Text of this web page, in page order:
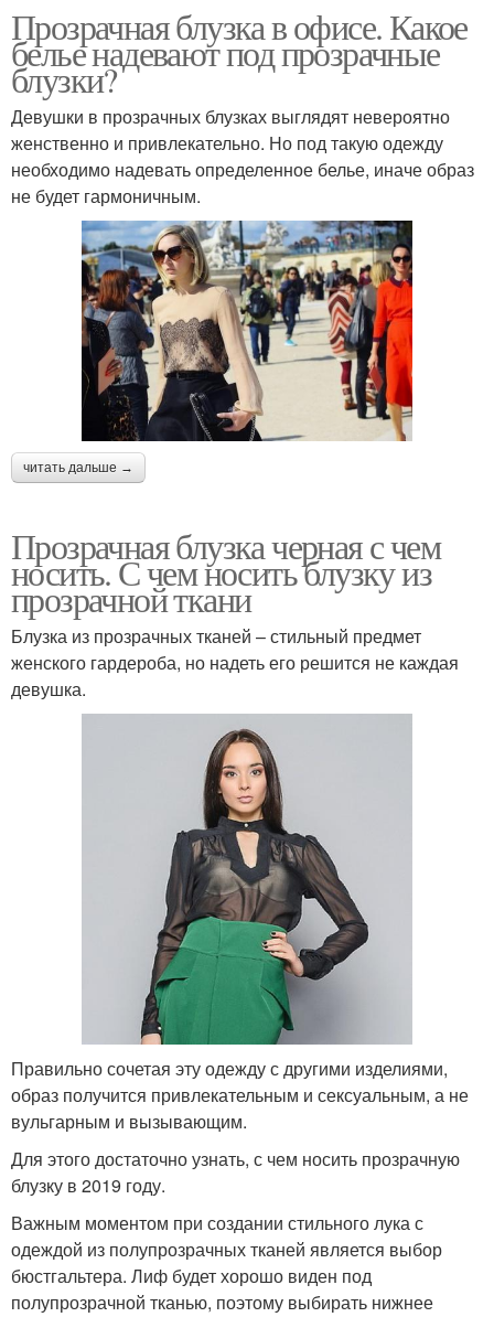
Прозрачная блузка в офисе. Какое
белье надевают под прозрачные
блузки?
Девушки в прозрачных блузках выглядят невероятно
женственно и привлекательно. Но под такую одежду
необходимо надевать определенное белье, иначе образ
не будет гармоничным.
читать дальше →
Прозрачная блузка черная с чем
носить. С чем носить блузку из
прозрачной ткани
Блузка из прозрачных тканей – стильный предмет
женского гардероба, но надеть его решится не каждая
девушка.
Правильно сочетая эту одежду с другими изделиями,
образ получится привлекательным и сексуальным, а не
вульгарным и вызывающим.
Для этого достаточно узнать, с чем носить прозрачную
блузку в 2019 году.
Важным моментом при создании стильного лука с
одеждой из полупрозрачных тканей является выбор
бюстгальтера. Лиф будет хорошо виден под
полупрозрачной тканью, поэтому выбирать нижнее